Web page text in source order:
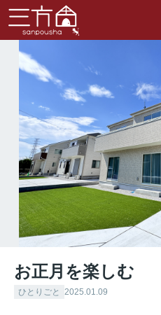
お正月を楽しむ
ひとりごと 2025.01.09